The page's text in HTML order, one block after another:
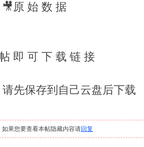
🎥原 始 数 据
即 可 下 载 链 接
先保存到自己云盘后下载
如果您要查看本帖隐藏内容请回复